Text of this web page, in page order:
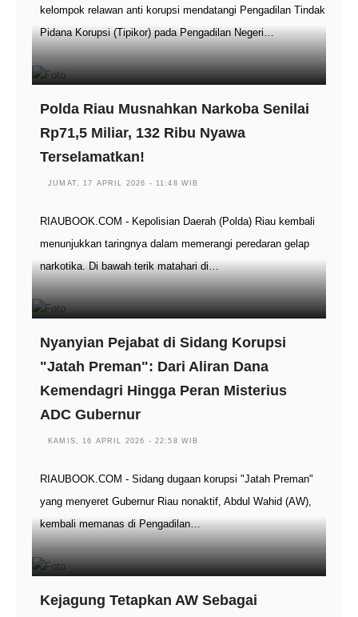
kelompok relawan anti korupsi mendatangi Pengadilan Tindak
Pidana Korupsi (Tipikor) pada Pengadilan Negeri…
Polda Riau Musnahkan Narkoba Senilai
Rp71,5 Miliar, 132 Ribu Nyawa
Terselamatkan!
JUMAT, 17 APRIL 2026 - 11:48 WIB
RIAUBOOK.COM - Kepolisian Daerah (Polda) Riau kembali
menunjukkan taringnya dalam memerangi peredaran gelap
narkotika. Di bawah terik matahari di…
Nyanyian Pejabat di Sidang Korupsi
"Jatah Preman": Dari Aliran Dana
Kemendagri Hingga Peran Misterius
ADC Gubernur
KAMIS, 16 APRIL 2026 - 22:58 WIB
RIAUBOOK.COM - Sidang dugaan korupsi "Jatah Preman"
yang menyeret Gubernur Riau nonaktif, Abdul Wahid (AW),
kembali memanas di Pengadilan…
Kejagung Tetapkan AW Sebagai